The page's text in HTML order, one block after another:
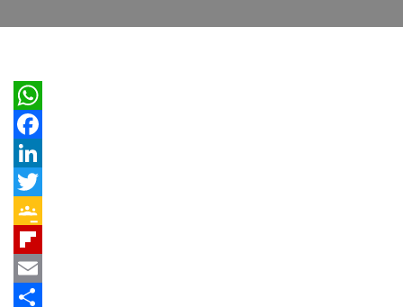
W
h
a
t
A
p
F
a
c
b
o
L
k
e
T
o
o
F
E